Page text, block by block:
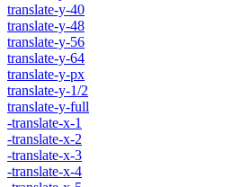
translate-y-40
translate-y-48
translate-y-56
translate-y-64
translate-y-px
translate-y-1/2
translate-y-full
-translate-x-1
-translate-x-2
-translate-x-3
-translate-x-4